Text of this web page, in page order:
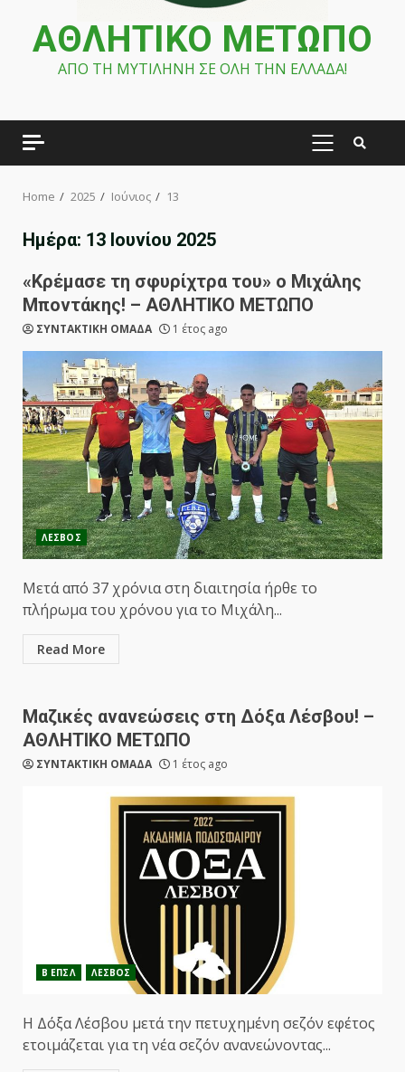
ΑΘΛΗΤΙΚΟ ΜΕΤΩΠΟ
ΑΠΟ ΤΗ ΜΥΤΙΛΗΝΗ ΣΕ ΟΛΗ ΤΗΝ ΕΛΛΑΔΑ!
PRIMARY
Home 2025 Ιούνιος 13
Ημέρα: 13 Ιουνίου 2025
«Κρέμασε τη σφυρίχτρα του» ο Μιχάλης
Μποντάκης! – ΑΘΛΗΤΙΚΟ ΜΕΤΩΠΟ
ΣΥΝΤΑΚΤΙΚΗ ΟΜΑΔΑ 1 έτος ago
ΛΕΣΒΟΣ
Μετά από 37 χρόνια στη διαιτησία ήρθε το
πλήρωμα του χρόνου για το Μιχάλη...
Read More
Μαζικές ανανεώσεις στη Δόξα Λέσβου! –
ΑΘΛΗΤΙΚΟ ΜΕΤΩΠΟ
ΣΥΝΤΑΚΤΙΚΗ ΟΜΑΔΑ 1 έτος ago
Β ΕΠΣΛ ΛΕΣΒΟΣ
Η Δόξα Λέσβου μετά την πετυχημένη σεζόν εφέτος
ετοιμάζεται για τη νέα σεζόν ανανεώνοντας...